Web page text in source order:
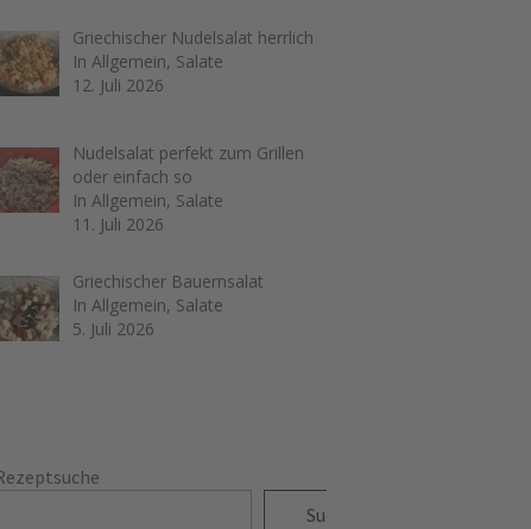
Griechischer Nudelsalat herrlich
In Allgemein, Salate
12. Juli 2026
Nudelsalat perfekt zum Grillen
oder einfach so
In Allgemein, Salate
11. Juli 2026
Griechischer Bauernsalat
In Allgemein, Salate
5. Juli 2026
Suchen